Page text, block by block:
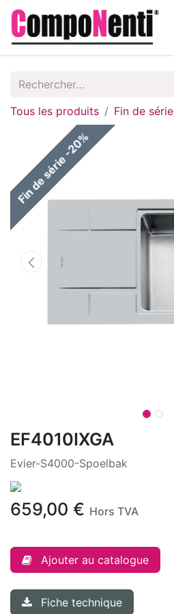
Tous les produits Fin de série
Fin de série -20%
EF4010IXGA
Evier-S4000-Spoelbak
659,00 € Hors TVA
Ajouter au catalogue
Fiche technique